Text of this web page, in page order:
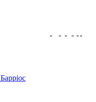
- - - - --